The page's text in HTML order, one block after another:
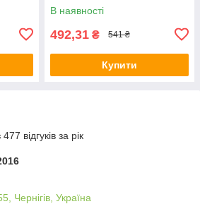
В наявності
492,31 ₴ 541 ₴
Купити
відгуків за рік
Чернігів, Україна